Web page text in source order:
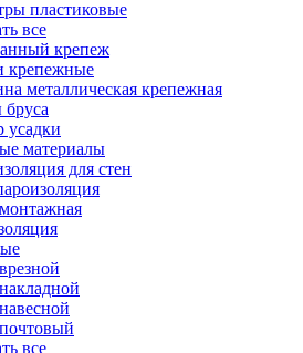
пластиковые
все
крепеж
крепежные
металлическая крепежная
усадки
материалы
для стен
все